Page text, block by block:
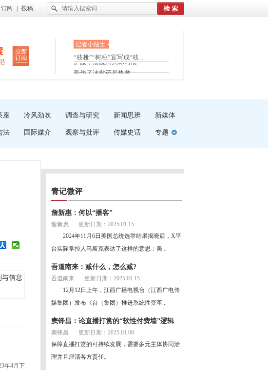
订阅 投稿
眼白变红或是结膜下出血
“枝桠”“树桠”宜写成“枝...
夏天缓解疲劳有三招
护腰，摆脱六大坏习惯
受伤了冰敷还是热敷
白内障治疗的误区
座 冷风劲吹 调查与研究 新闻思辨 新媒体
法 国际媒介 观察与批评 传媒史话 专题
信息
年4月下
青记微评
詹新惠：何以“播客”
詹新惠
更新日期：2025.01.15
2024年11月6日美国总统选举结果揭晓后，X平
台实际掌控人马斯克表达了这样的意思：美...
吾道南来：减什么，怎么减?
吾道南来
更新日期：2025.01.15
12月12日上午，江西广播电视台（江西广电传
媒集团）发布《台（集团）推进系统性变革...
窦锋昌：论直播打赏的“软性付费墙”逻辑
窦锋昌
更新日期：2025.01.08
保障直播打赏的可持续发展，需要多元主体协同治
理并且厘清各方责任。